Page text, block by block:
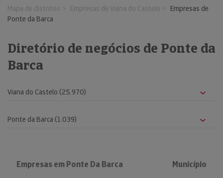
Mapa de distritos Empresas de Viana do Castelo
Empresas de
Ponte da Barca
Diretório de negócios de Ponte da
Barca
Empresas em Ponte Da Barca Município